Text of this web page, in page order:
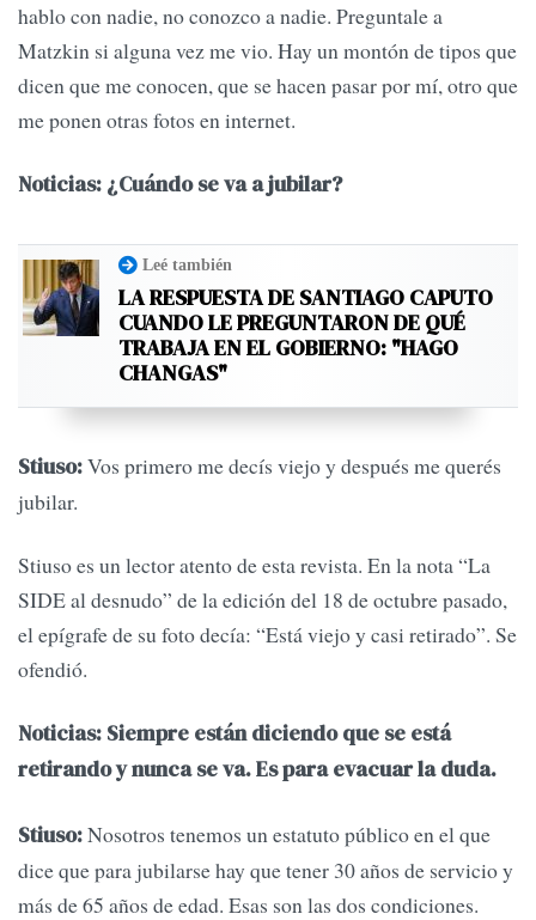
hablo con nadie, no conozco a nadie. Preguntale a
Matzkin si alguna vez me vio. Hay un montón de tipos que
dicen que me conocen, que se hacen pasar por mí, otro que
me ponen otras fotos en internet.
Noticias: ¿Cuándo se va a jubilar?
Leé también
LA RESPUESTA DE SANTIAGO CAPUTO
CUANDO LE PREGUNTARON DE QUÉ
TRABAJA EN EL GOBIERNO: "HAGO
CHANGAS"
Stiuso:Vos primero me decís viejo y después me querés
jubilar.
Stiuso es un lector atento de esta revista. En la nota “La
SIDE al desnudo” de la edición del 18 de octubre pasado,
el epígrafe de su foto decía: “Está viejo y casi retirado”. Se
ofendió.
Noticias: Siempre están diciendo que se está
retirando y nunca se va. Es para evacuar la duda.
Stiuso:Nosotros tenemos un estatuto público en el que
dice que para jubilarse hay que tener 30 años de servicio y
más de 65 años de edad. Esas son las dos condiciones.